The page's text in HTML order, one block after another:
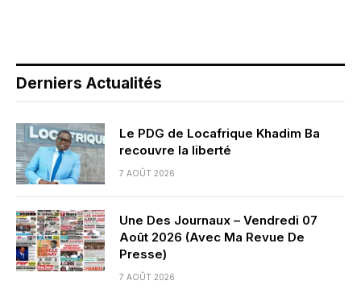
Derniers Actualités
Le PDG de Locafrique Khadim Ba
recouvre la liberté
7 AOÛT 2026
Une Des Journaux – Vendredi 07
Août 2026 (Avec Ma Revue De
Presse)
7 AOÛT 2026